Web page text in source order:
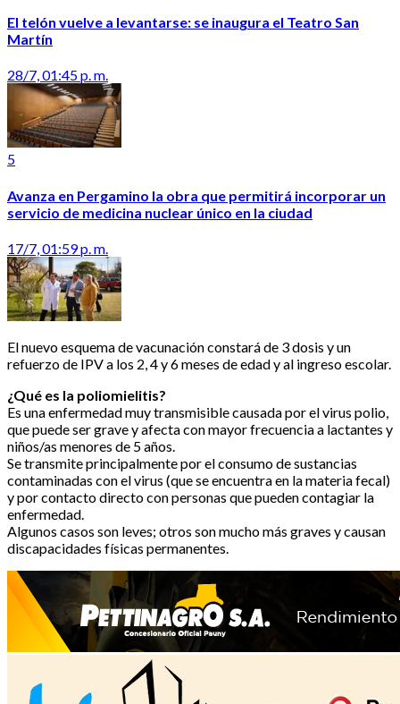
El telón vuelve a levantarse: se inaugura el Teatro San
Martín
28/7, 01:45 p. m.
5
Avanza en Pergamino la obra que permitirá incorporar un
servicio de medicina nuclear único en la ciudad
17/7, 01:59 p. m.
El nuevo esquema de vacunación constará de 3 dosis y un
refuerzo de IPV a los 2, 4 y 6 meses de edad y al ingreso escolar.
¿Qué es la poliomielitis?
Es una enfermedad muy transmisible causada por el virus polio,
que puede ser grave y afecta con mayor frecuencia a lactantes y
niños/as menores de 5 años.
Se transmite principalmente por el consumo de sustancias
contaminadas con el virus (que se encuentra en la materia fecal)
y por contacto directo con personas que pueden contagiar la
enfermedad.
Algunos casos son leves; otros son mucho más graves y causan
discapacidades físicas permanentes.